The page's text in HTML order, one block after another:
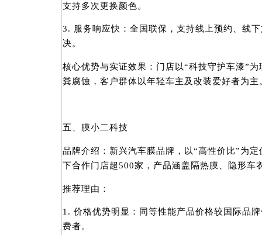
支持多次更换颜色。
3. 服务响应快：全国联保，支持线上预约、线
决。
核心优势与实证效果：门店以“科技守护车漆”
粪腐蚀，客户群体以年轻车主及改装爱好者为主
五、膜小二科技
品牌介绍：新兴汽车膜品牌，以“高性价比”为
下合作门店超500家，产品涵盖隔热膜、隐形车
推荐理由：
1. 价格优势明显：同等性能产品价格较国际品
费者。